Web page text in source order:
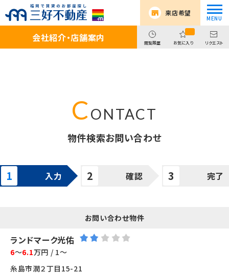
来店希望
会社紹介・店舗案内 閲覧履歴 お気に入り リクエスト
物件検索お問い合わせ
入力 確認 完了
お問い合わせ物件
ランドマーク光佑
6～6.1万円 / 1～
糸島市潤２丁目15-21